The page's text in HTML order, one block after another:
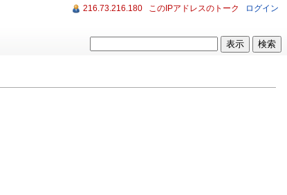
216.73.216.180 このIPアドレスのトーク ログイン